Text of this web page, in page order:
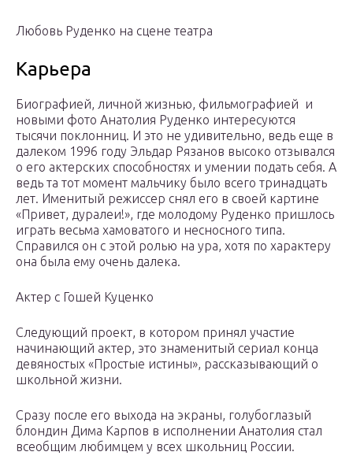
Любовь Руденко на сцене театра
Карьера
Биографией, личной жизнью, фильмографией и
новыми фото Анатолия Руденко интересуются
тысячи поклонниц. И это не удивительно, ведь еще в
далеком 1996 году Эльдар Рязанов высоко отзывался
о его актерских способностях и умении подать себя. А
ведь та тот момент мальчику было всего тринадцать
лет. Именитый режиссер снял его в своей картине
«Привет, дуралеи!», где молодому Руденко пришлось
играть весьма хамоватого и несносного типа.
Справился он с этой ролью на ура, хотя по характеру
она была ему очень далека.
Актер с Гошей Куценко
Следующий проект, в котором принял участие
начинающий актер, это знаменитый сериал конца
девяностых «Простые истины», рассказывающий о
школьной жизни.
Сразу после его выхода на экраны, голубоглазый
блондин Дима Карпов в исполнении Анатолия стал
всеобщим любимцем у всех школьниц России.